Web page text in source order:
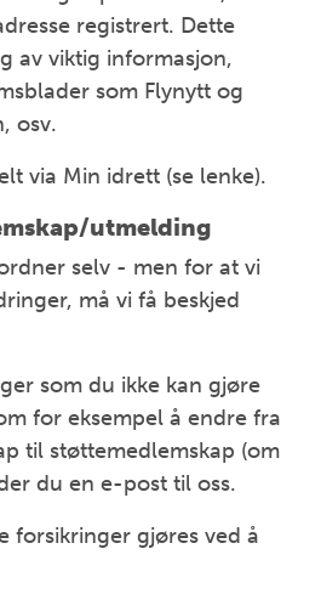
registrert. Dette
av viktig informasjon,
som Flynytt og
osv.
via Min idrett (se lenke).
utmelding
selv - men for at vi
må vi få beskjed
som du ikke kan gjøre
for eksempel å endre fra
til støttemedlemskap (om
du en e-post til oss.
forsikringer gjøres ved å